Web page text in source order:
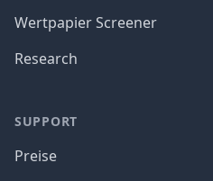
Wertpapier Screener
Research
SUPPORT
Preise